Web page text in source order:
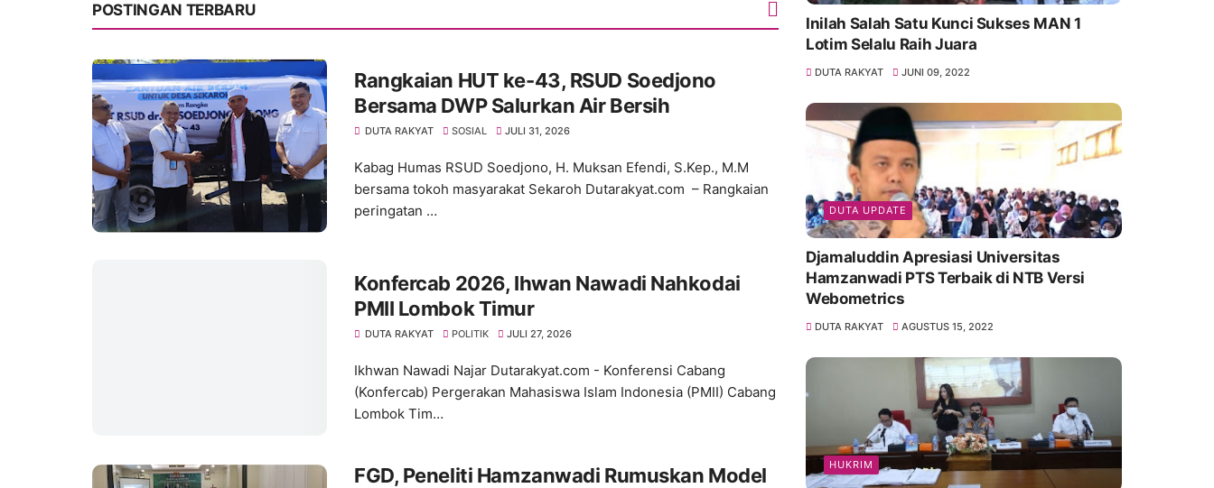
POSTINGAN TERBARU
Rangkaian HUT ke-43, RSUD Soedjono
Bersama DWP Salurkan Air Bersih
DUTA RAKYAT SOSIAL JULI 31, 2026
Kabag Humas RSUD Soedjono, H. Muksan Efendi, S.Kep., M.M
bersama tokoh masyarakat Sekaroh Dutarakyat.com – Rangkaian
peringatan …
Konfercab 2026, Ihwan Nawadi Nahkodai
PMII Lombok Timur
DUTA RAKYAT POLITIK JULI 27, 2026
Ikhwan Nawadi Najar Dutarakyat.com - Konferensi Cabang
(Konfercab) Pergerakan Mahasiswa Islam Indonesia (PMII) Cabang
Lombok Tim…
FGD, Peneliti Hamzanwadi Rumuskan Model
Inilah Salah Satu Kunci Sukses MAN 1
Lotim Selalu Raih Juara
DUTA RAKYAT JUNI 09, 2022
DUTA UPDATE
Djamaluddin Apresiasi Universitas
Hamzanwadi PTS Terbaik di NTB Versi
Webometrics
DUTA RAKYAT AGUSTUS 15, 2022
HUKRIM